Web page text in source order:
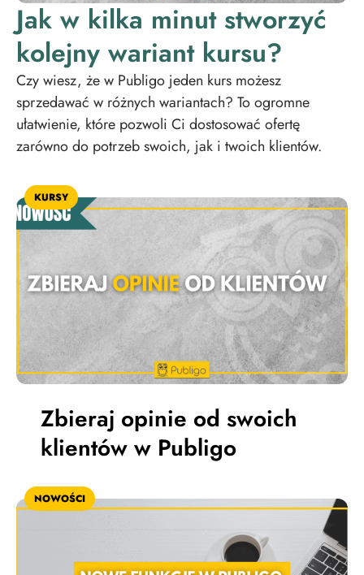
Jak w kilka minut stworzyć
kolejny wariant kursu?
Czy wiesz, że w Publigo jeden kurs możesz
sprzedawać w różnych wariantach? To ogromne
ułatwienie, które pozwoli Ci dostosować ofertę
zarówno do potrzeb swoich, jak i twoich klientów.
KURSY
Zbieraj opinie od swoich
klientów w Publigo
NOWOŚCI